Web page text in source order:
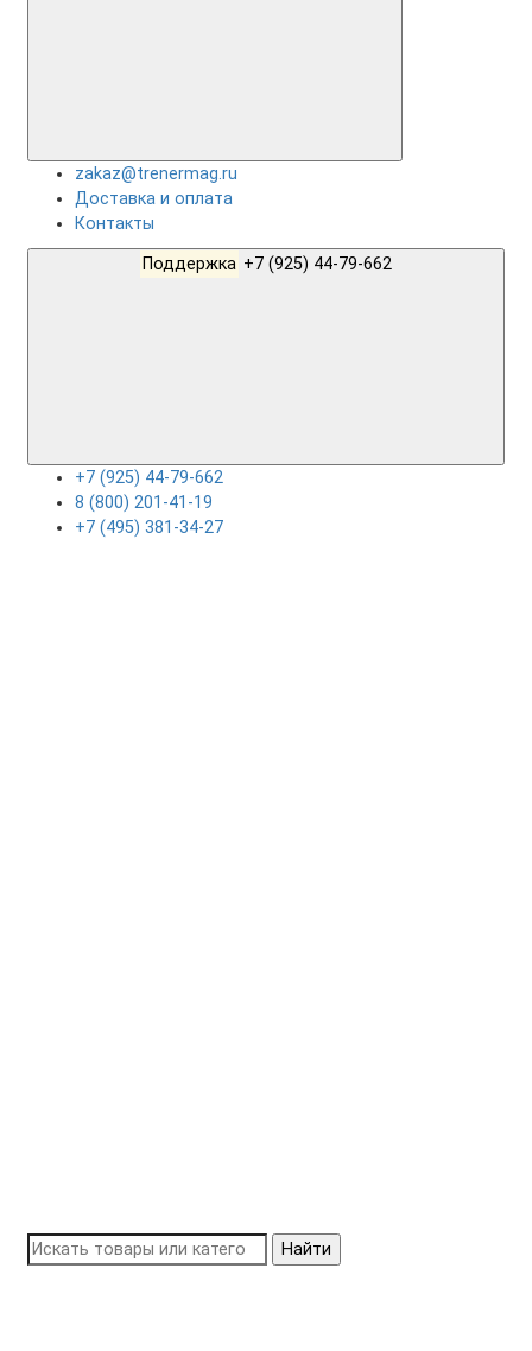
zakaz@trenermag.ru
Доставка и оплата
Контакты
Поддержка
+7 (925) 44-79-662
8 (800) 201-41-19
+7 (495) 381-34-27
Найти